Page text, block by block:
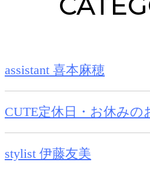
assistant 喜本麻穂
CUTE定休日・お休みの
stylist 伊藤友美